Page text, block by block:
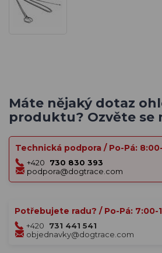
Máte nějaký dotaz
produktu? Ozvěte se
Technická podpora / Po-Pá:
+420
730 830 393
podpora@dogtrace.com
Potřebujete radu? / Po-Pá: 7:00-
+420
731 441 541
objednavky@dogtrace.com